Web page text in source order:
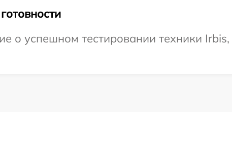
о успешном тестировании техники